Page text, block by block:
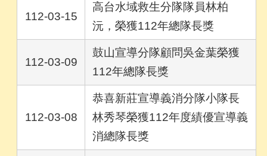
112-03-15
高台水域救生分隊隊員林柏
沅，榮獲112年總隊長獎
112-03-09
鼓山宣導分隊顧問吳金葉榮獲
112年總隊長獎
112-03-08
恭喜新莊宣導義消分隊小隊長
林秀琴榮獲112年度績優宣導義
消總隊長獎